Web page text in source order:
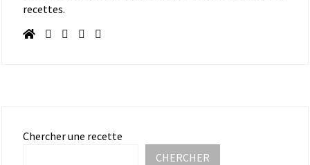
recettes.
Chercher une recette
CHERCHER